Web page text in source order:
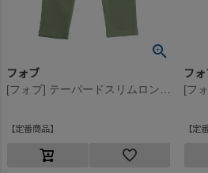
フォブ
定番商品
フ
定